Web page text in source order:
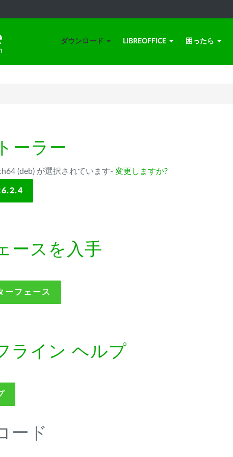
ダウンロード LIBREOFFICE 困ったら
ーラー
(deb) が選択されています- 変更しますか?
ースを入手
ーフェース
ライン ヘルプ
ード